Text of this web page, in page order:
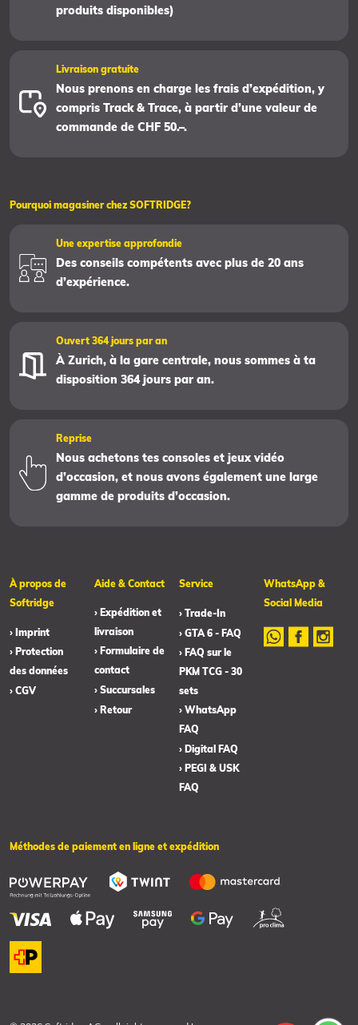
produits disponibles)
Livraison gratuite
Nous prenons en charge les frais d’expédition, y
compris Track & Trace, à partir d’une valeur de
commande de CHF 50.–.
Pourquoi magasiner chez SOFTRIDGE?
Une expertise approfondie
Des conseils compétents avec plus de 20 ans
d’expérience.
Ouvert 364 jours par an
À Zurich, à la gare centrale, nous sommes à ta
disposition 364 jours par an.
Reprise
Nous achetons tes consoles et jeux vidéo
d’occasion, et nous avons également une large
gamme de produits d’occasion.
À propos de
Softridge
› Imprint
› Protection
des données
› CGV
Aide & Contact
› Expédition et
livraison
› Formulaire de
contact
› Succursales
› Retour
Service
› Trade-In
› GTA 6 - FAQ
› FAQ sur le
PKM TCG - 30
sets
› WhatsApp
FAQ
› Digital FAQ
› PEGI & USK
FAQ
WhatsApp &
Social Media
Méthodes de paiement en ligne et expédition